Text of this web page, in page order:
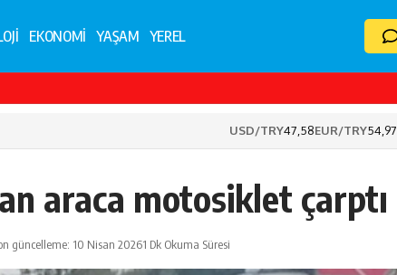
EKONOMİ YAŞAM YEREL
USD/TRY47,58EUR/TRY54,97
araca motosiklet çarptı
güncelleme: 10 Nisan 20261 Dk Okuma Süresi